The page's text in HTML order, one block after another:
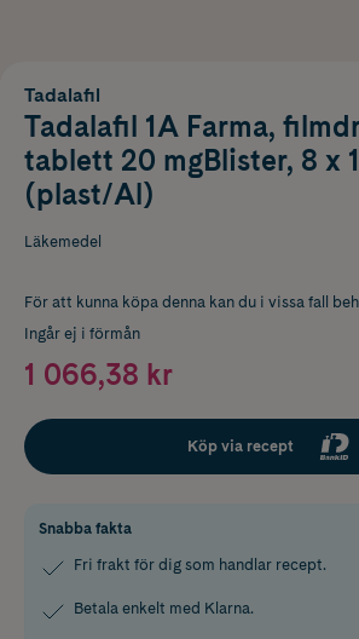
Tadalafil
Tadalafil 1A Farma,
tablett 20 mgBlister, 8 x
(plast/Al)
Läkemedel
För att kunna köpa denna kan du i vissa fall
Ingår ej i förmån
1 066,38 kr
Köp via recept
Snabba fakta
Fri frakt för dig som handlar recept.
Betala enkelt med Klarna.